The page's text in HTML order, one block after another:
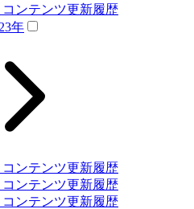
コンテンツ更新履歴
年
コンテンツ更新履歴
コンテンツ更新履歴
コンテンツ更新履歴